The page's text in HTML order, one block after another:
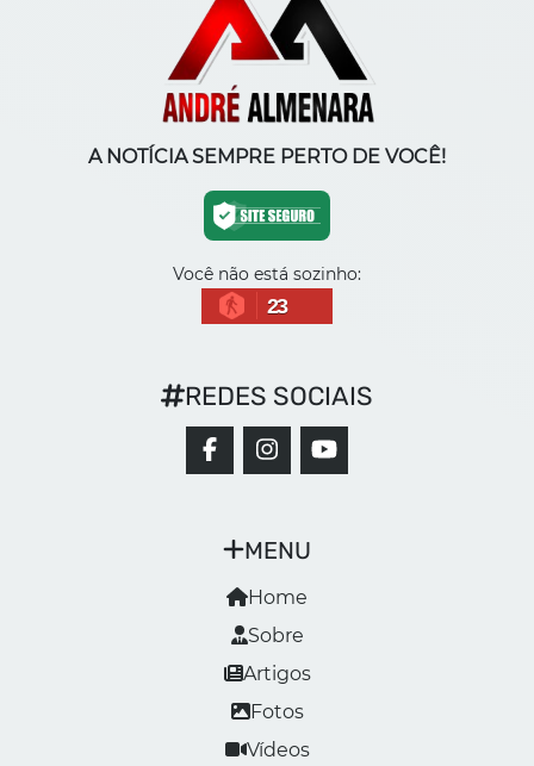
A NOTÍCIA SEMPRE PERTO DE VOCÊ!
Você não está sozinho:
23
MENU
Home
Sobre
Artigos
Fotos
Vídeos
REDES SOCIAIS